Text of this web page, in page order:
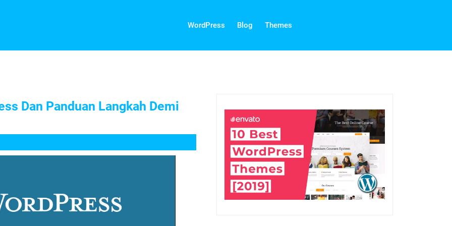
WordPress Blog Themes
Dan Panduan Langkah Demi